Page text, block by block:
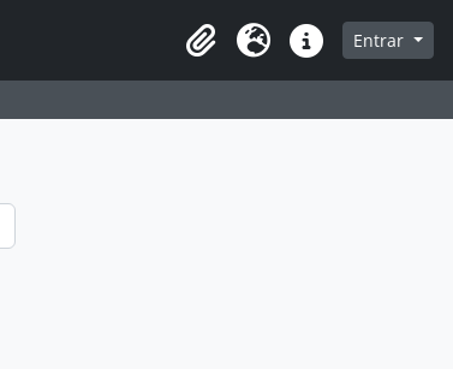
Clipboard
Idioma Atalhos Entrar